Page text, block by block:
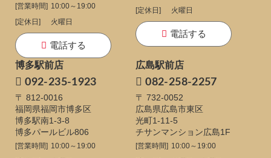
[営業時間] 10:00～19:00
[定休日]
火曜日
電話する
[定休日]
火曜日
電話する
博多駅前店
092-235-1923
〒 812-0016
福岡県福岡市博多区
博多駅南1-3-8
博多パールビル806
[営業時間] 10:00～19:00
広島駅前店
082-258-2257
〒 732-0052
広島県広島市東区
光町1-11-5
チサンマンション広島1F
[営業時間] 10:00～19:00